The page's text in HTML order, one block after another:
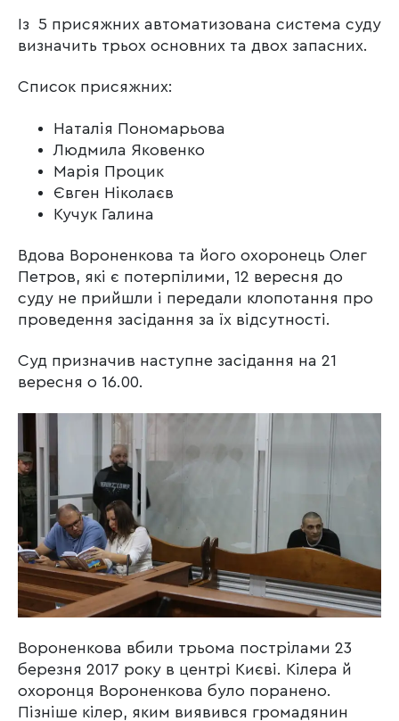
Із 5 присяжних автоматизована система суду
визначить трьох основних та двох запасних.
Список присяжних:
Наталія Пономарьова
Людмила Яковенко
Марія Процик
Євген Ніколаєв
Кучук Галина
Вдова Вороненкова та його охоронець Олег
Петров, які є потерпілими, 12 вересня до
суду не прийшли і передали клопотання про
проведення засідання за їх відсутності.
Суд призначив наступне засідання на 21
вересня о 16.00.
Вороненкова вбили трьома пострілами 23
березня 2017 року в центрі Києві. Кілера й
охоронця Вороненкова було поранено.
Пізніше кілер, яким виявився громадянин